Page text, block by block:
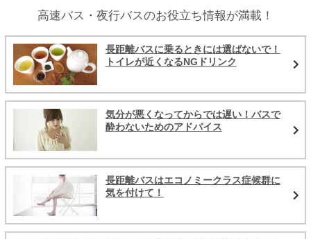
高速バス・夜行バスのお役立ち情報が満載！
長距離バスに乗るときには選ばないで！
トイレが近くなるNGドリンク
気分が悪くなってからでは遅い！バスで
酔わないためのアドバイス
長距離バスはエコノミークラス症候群に
気を付けて！